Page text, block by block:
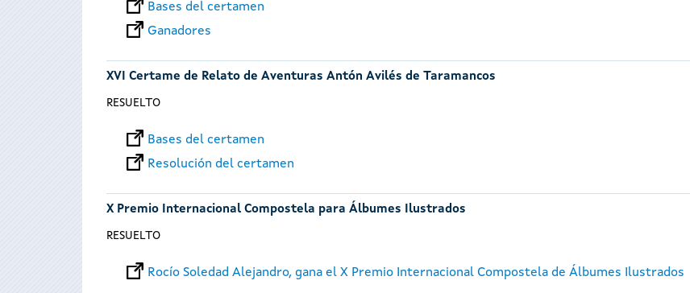
Bases del certamen
Ganadores
XVI Certame de Relato de Aventuras Antón Avilés de Taramancos
RESUELTO
Bases del certamen
Resolución del certamen
X Premio Internacional Compostela para Álbumes Ilustrados
RESUELTO
Rocío Soledad Alejandro, gana el X Premio Internacional Compostela de Álbumes Ilustrados